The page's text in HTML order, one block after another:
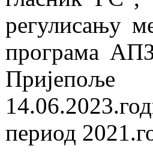
регулисању
програма
период